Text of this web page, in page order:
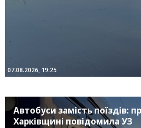
07.08.2026, 19:25
Автобуси замість поїздів:
Харківщині повідомила УЗ